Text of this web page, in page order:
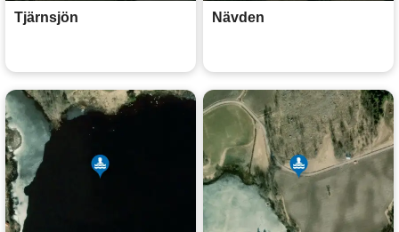
Tjärnsjön Nävden